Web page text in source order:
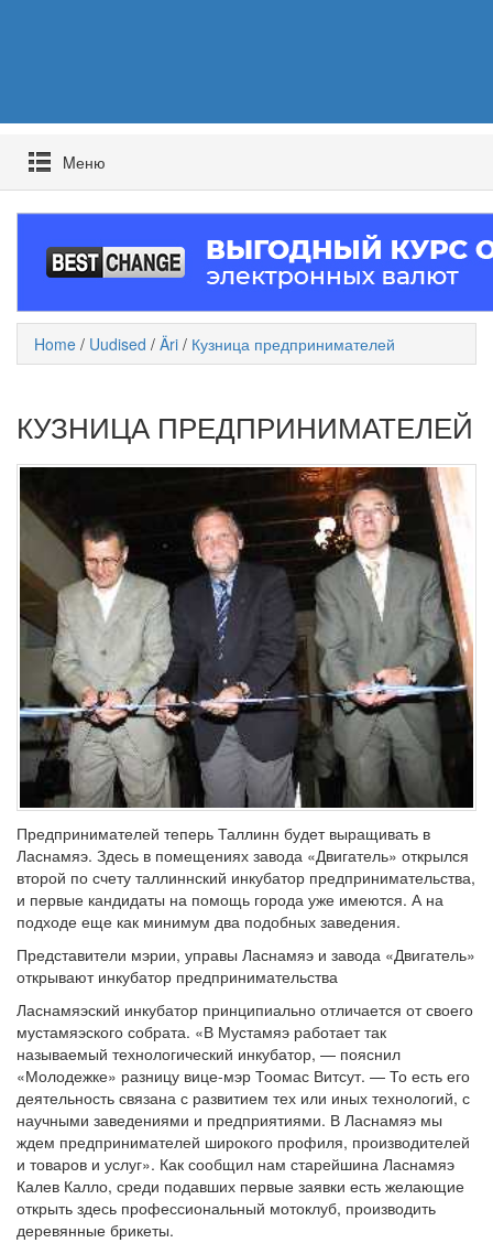
Mеню
Home / Uudised / Äri / Кузница предпринимателей
КУЗНИЦА ПРЕДПРИНИМАТЕЛЕЙ
Предпринимателей теперь Таллинн будет выращивать в
Ласнамяэ. Здесь в помещениях завода «Двигатель» открылся
второй по счету таллиннский инкубатор предпринимательства,
и первые кандидаты на помощь города уже имеются. А на
подходе еще как минимум два подобных заведения.
Представители мэрии, управы Ласнамяэ и завода «Двигатель»
открывают инкубатор предпринимательства
Ласнамяэский инкубатор принципиально отличается от своего
мустамяэского собрата. «В Мустамяэ работает так
называемый технологический инкубатор, — пояснил
«Молодежке» разницу вице-мэр Тоомас Витсут. — То есть его
деятельность связана с развитием тех или иных технологий, с
научными заведениями и предприятиями. В Ласнамяэ мы
ждем предпринимателей широкого профиля, производителей
и товаров и услуг». Как сообщил нам старейшина Ласнамяэ
Калев Калло, среди подавших первые заявки есть желающие
открыть здесь профессиональный мотоклуб, производить
деревянные брикеты.